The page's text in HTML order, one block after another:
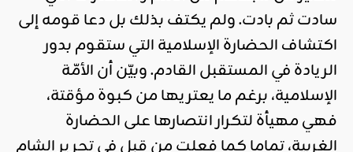
سادت ثم بادت. ولم يكتف بذلك بل دعا قومه إلى
اكتشاف الحضارة الإسلامية التي ستقوم بدور
الريادة في المستقبل القادم. وبيّن أن الأمّة
الإسلامية، برغم ما يعتريها من كبوة مؤقتة،
فهي مهيأة لتكرار انتصارها على الحضارة
الغربية، تماما كما فعلت من قبل في تحرير الشام